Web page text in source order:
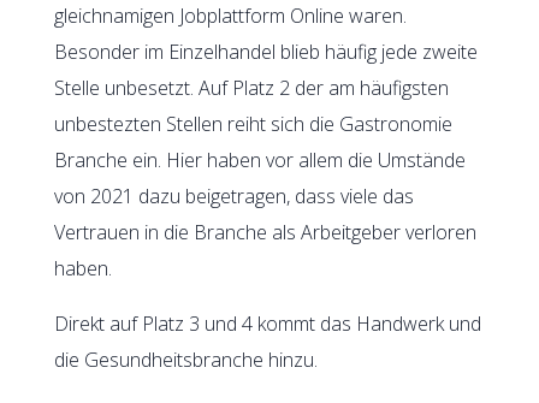
gleichnamigen Jobplattform Online waren.
Besonder im Einzelhandel blieb häufig jede zweite
Stelle unbesetzt. Auf Platz 2 der am häufigsten
unbestezten Stellen reiht sich die Gastronomie
Branche ein. Hier haben vor allem die Umstände
von 2021 dazu beigetragen, dass viele das
Vertrauen in die Branche als Arbeitgeber verloren
haben.
Direkt auf Platz 3 und 4 kommt das Handwerk und
die Gesundheitsbranche hinzu.